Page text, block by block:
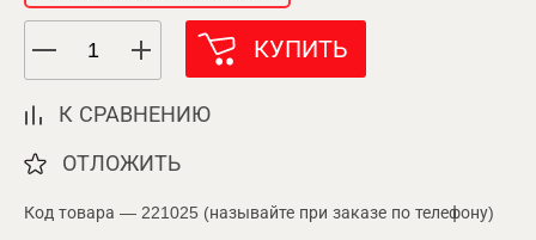
КУПИТЬ
К СРАВНЕНИЮ
ОТЛОЖИТЬ
Код товара — 221025 (называйте при заказе по телефону)